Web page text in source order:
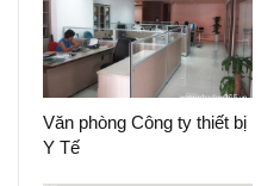
Văn phòng Công ty thiết bị
Y Tế